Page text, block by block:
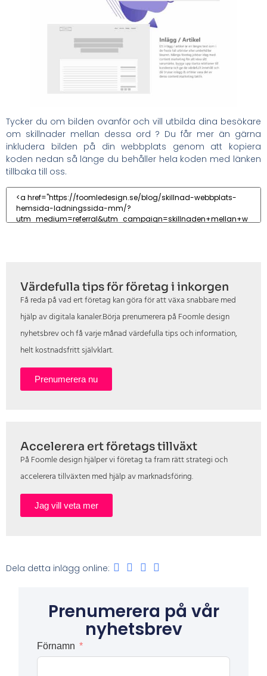
Tycker du om bilden ovanför och vill utbilda dina besökare
om skillnader mellan dessa ord ? Du får mer än gärna
inkludera bilden på din webbplats genom att kopiera
koden nedan så länge du behåller hela koden med länken
tillbaka till oss.
Värdefulla tips för företag i inkorgen
Få reda på vad ert företag kan göra för att växa snabbare med
hjälp av digitala kanaler.Börja prenumerera på Foomle design
nyhetsbrev och få varje månad värdefulla tips och information,
helt kostnadsfritt självklart.
Prenumerera nu
Accelerera ert företags tillväxt
På Foomle design hjälper vi företag ta fram rätt strategi och
accelerera tillväxten med hjälp av marknadsföring.
Jag vill veta mer
Dela detta inlägg online:
Prenumerera på vår
nyhetsbrev
Förnamn